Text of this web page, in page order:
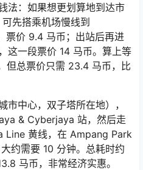
法：如果想更划算地到达市
先搭乘机场慢线到
价 9.4 马币；出站后再进
这一段票价 14 马币。算上等
但总票价只需 23.4 马币，比
中心，双子塔所在地），
& Cyberjaya 站，然后走
Line 黄线，在 Ampang Park
约需要 10 分钟。总耗时约
马币，非常经济实惠。